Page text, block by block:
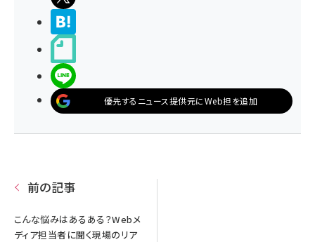
優先するニュース提供元にWeb担を追加
前の記事
こんな悩みはあるある？Webメ
ディア担当者に聞く現場のリア